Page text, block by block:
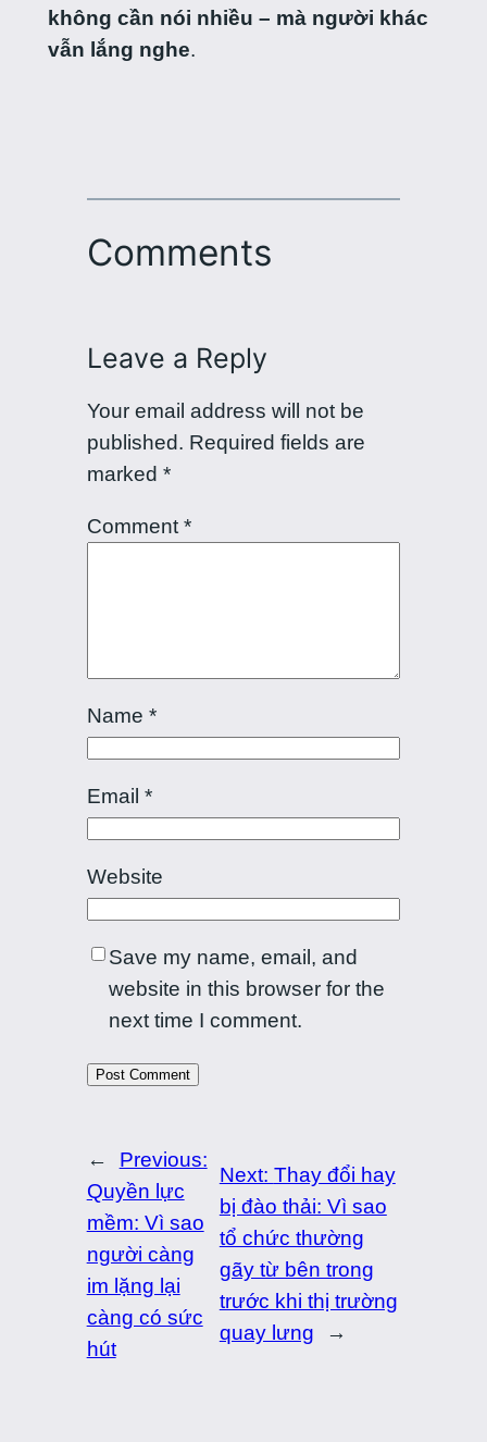
không cần nói nhiều – mà người khác
vẫn lắng nghe.
Comments
Leave a Reply
Your email address will not be
published. Required fields are
marked *
Comment *
Name *
Email *
Website
Save my name, email, and
website in this browser for the
next time I comment.
←
Previous:
Quyền lực
mềm: Vì sao
người càng
im lặng lại
càng có sức
hút
Next: Thay đổi hay
bị đào thải: Vì sao
tổ chức thường
gãy từ bên trong
trước khi thị trường
quay lưng
→